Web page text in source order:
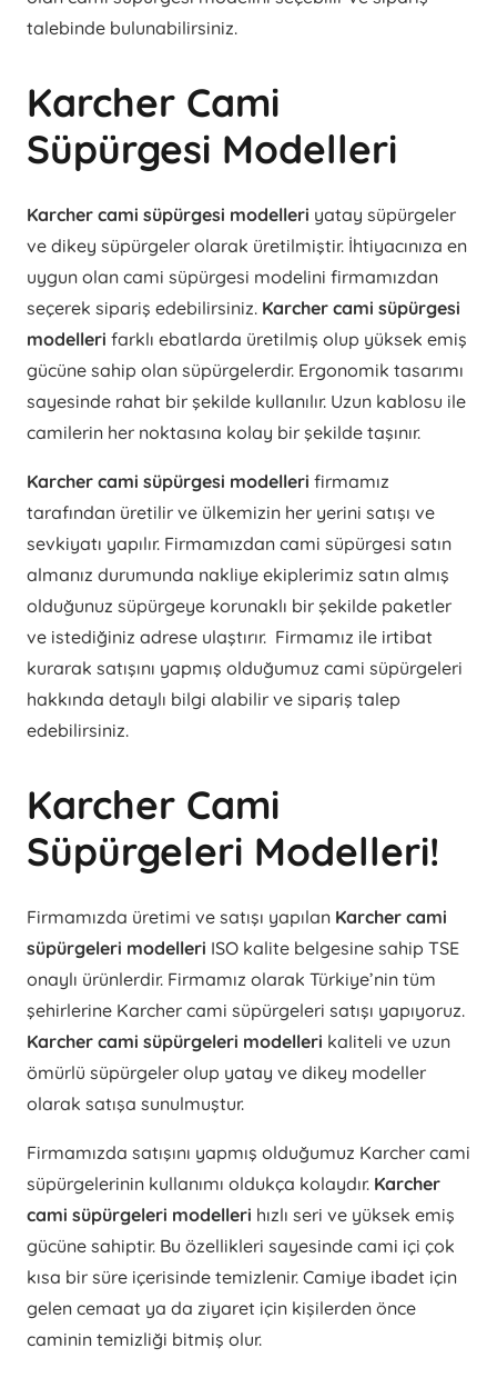
talebinde bulunabilirsiniz.
Karcher Cami
Süpürgesi Modelleri
Karcher cami süpürgesi modelleri yatay süpürgeler
ve dikey süpürgeler olarak üretilmiştir. İhtiyacınıza en
uygun olan cami süpürgesi modelini firmamızdan
seçerek sipariş edebilirsiniz. Karcher cami süpürgesi
modelleri farklı ebatlarda üretilmiş olup yüksek emiş
gücüne sahip olan süpürgelerdir. Ergonomik tasarımı
sayesinde rahat bir şekilde kullanılır. Uzun kablosu ile
camilerin her noktasına kolay bir şekilde taşınır.
Karcher cami süpürgesi modelleri firmamız
tarafından üretilir ve ülkemizin her yerini satışı ve
sevkiyatı yapılır. Firmamızdan cami süpürgesi satın
almanız durumunda nakliye ekiplerimiz satın almış
olduğunuz süpürgeye korunaklı bir şekilde paketler
ve istediğiniz adrese ulaştırır. Firmamız ile irtibat
kurarak satışını yapmış olduğumuz cami süpürgeleri
hakkında detaylı bilgi alabilir ve sipariş talep
edebilirsiniz.
Karcher Cami
Süpürgeleri Modelleri!
Firmamızda üretimi ve satışı yapılan Karcher cami
süpürgeleri modelleri ISO kalite belgesine sahip TSE
onaylı ürünlerdir. Firmamız olarak Türkiye’nin tüm
şehirlerine Karcher cami süpürgeleri satışı yapıyoruz.
Karcher cami süpürgeleri modelleri kaliteli ve uzun
ömürlü süpürgeler olup yatay ve dikey modeller
olarak satışa sunulmuştur.
Firmamızda satışını yapmış olduğumuz Karcher cami
süpürgelerinin kullanımı oldukça kolaydır. Karcher
cami süpürgeleri modelleri hızlı seri ve yüksek emiş
gücüne sahiptir. Bu özellikleri sayesinde cami içi çok
kısa bir süre içerisinde temizlenir. Camiye ibadet için
gelen cemaat ya da ziyaret için kişilerden önce
caminin temizliği bitmiş olur.